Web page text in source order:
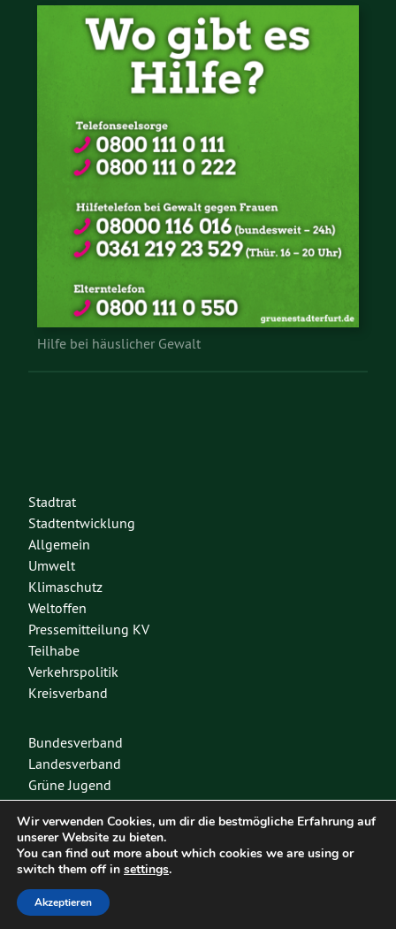
Hilfe bei häuslicher Gewalt
Stadtrat
Stadtentwicklung
Allgemein
Umwelt
Klimaschutz
Weltoffen
Pressemitteilung KV
Teilhabe
Verkehrspolitik
Kreisverband
Bundesverband
Landesverband
Grüne Jugend
Spenden
Mitglied werden
Diese Seite nutzt das freie Wordpress-Theme
Design & Kommunikation im modulbüro
Wir verwenden Cookies, um dir die bestmögliche Erfahrung auf
unserer Website zu bieten.
You can find out more about which cookies we are using or
switch them off in settings.
Akzeptieren